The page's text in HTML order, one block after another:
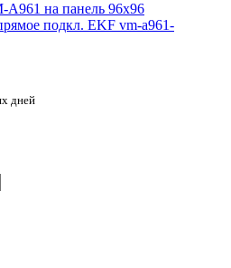
A961 на панель 96х96
подкл. EKF vm-a961-
дней